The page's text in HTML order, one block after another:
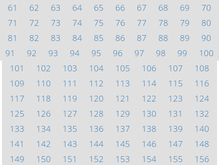
61
62 63 64 65 66 67 68 69
70
71
72 73 74 75 76 77 78 79
80
81
82 83 84 85 86 87 88 89
90
91
92 93 94 95 96 97 98 99
100
101
102 103 104 105 106 107
108
109
110 111 112 113 114 115
116
117
118 119 120 121 122 123
124
125
126 127 128 129 130 131
132
133
134 135 136 137 138 139
140
141
142 143 144 145 146 147
148
149
150 151 152 153 154 155
156